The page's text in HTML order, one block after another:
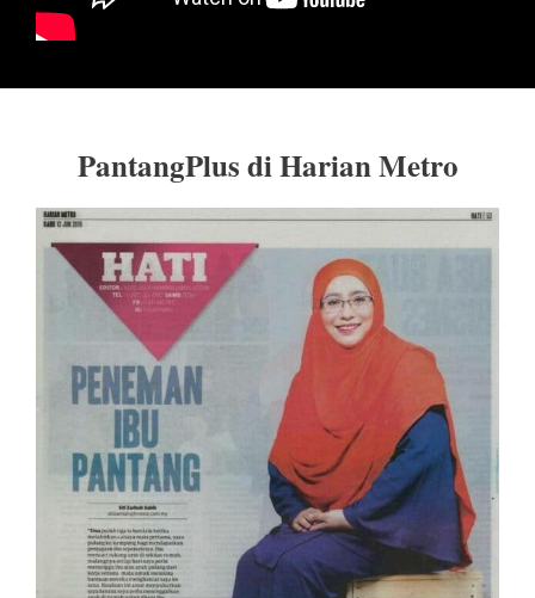
PantangPlus di Harian Metro